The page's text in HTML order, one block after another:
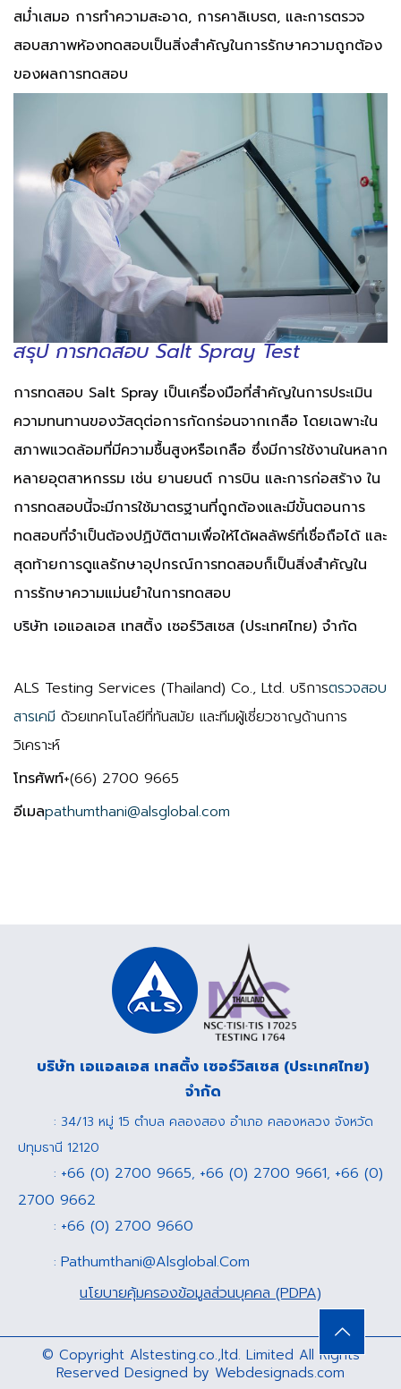
สม่ำเสมอ การทำความสะอาด, การคาลิเบรต, และการตรวจ
สอบสภาพห้องทดสอบเป็นสิ่งสำคัญในการรักษาความถูกต้อง
ของผลการทดสอบ
สรุป การทดสอบ Salt SprayTest
การทดสอบ Salt Spray เป็นเครื่องมือที่สำคัญในการประเมิน
ความทนทานของวัสดุต่อการกัดกร่อนจากเกลือ โดยเฉพาะใน
สภาพแวดล้อมที่มีความชื้นสูงหรือเกลือ ซึ่งมีการใช้งานในหลาก
หลายอุตสาหกรรม เช่น ยานยนต์ การบิน และการก่อสร้าง ใน
การทดสอบนี้จะมีการใช้มาตรฐานที่ถูกต้องและมีขั้นตอนการ
ทดสอบที่จำเป็นต้องปฏิบัติตามเพื่อให้ได้ผลลัพธ์ที่เชื่อถือได้ และ
สุดท้ายการดูแลรักษาอุปกรณ์การทดสอบก็เป็นสิ่งสำคัญใน
การรักษาความแม่นยำในการทดสอบ
บริษัท เอแอลเอส เทสติ้ง เซอร์วิสเซส (ประเทศไทย) จำกัด
ALS Testing Services (Thailand) Co., Ltd. บริการตรวจสอบ
สารเคมี ด้วยเทคโนโลยีที่ทันสมัย และทีมผู้เชี่ยวชาญด้านการ
วิเคราะห์
โทรศัพท์+(66) 2700 9665
อีเมลpathumthani@alsglobal.com
บริษัท เอแอลเอส เทสติ้ง เซอร์วิสเซส (ประเทศไทย)
จำกัด
: 34/13 หมู่ 15 ตำบล คลองสอง อำเภอ คลองหลวง จังหวัด
ปทุมธานี 12120
: +66 (0) 2700 9665, +66 (0) 2700 9661, +66 (0)
2700 9662
: +66 (0) 2700 9660
: Pathumthani@Alsglobal.Com
นโยบายคุ้มครองข้อมูลส่วนบุคคล (PDPA)
© Copyright Alstesting.co.,ltd. Limited All Rights
Reserved Designed by Webdesignads.com